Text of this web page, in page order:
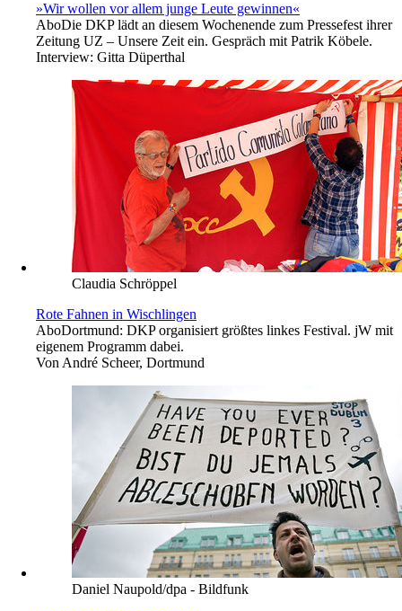
»Wir wollen vor allem junge Leute gewinnen«
AboDie DKP lädt an diesem Wochenende zum Pressefest ihrer
Zeitung UZ – Unsere Zeit ein. Gespräch mit Patrik Köbele.
Interview: Gitta Düperthal
Claudia Schröppel
Rote Fahnen in Wischlingen
AboDortmund: DKP organisiert größtes linkes Festival. jW mit
eigenem Programm dabei.
VonAndré Scheer, Dortmund
Daniel Naupold/dpa - Bildfunk